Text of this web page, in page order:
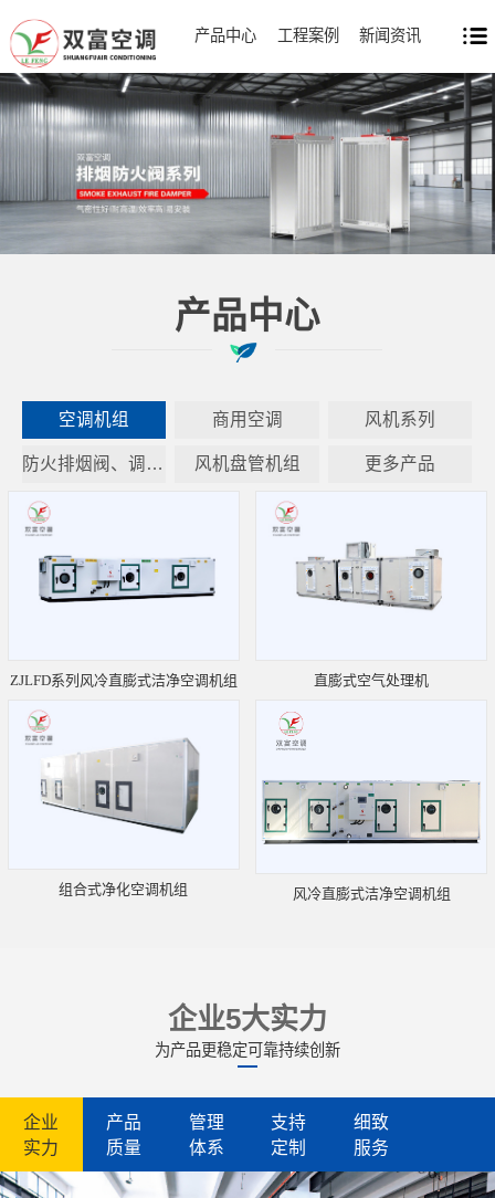
产品中心 工程案例 新闻资讯
产品中心
空调机组 商用空调 风机系列
防火排烟阀、调节阀系列 风机盘管机组 更多产品
ZJLFD系列风冷直膨式洁净空调机组 直膨式空气处理机
组合式净化空调机组 风冷直膨式洁净空调机组
企业5大实力
为产品更稳定可靠持续创新
企业
实力
产品
质量
管理
体系
支持
定制
细致
服务